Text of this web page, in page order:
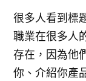
很多人看到標
職業在很多人
存在，因為他
你、介紹你產